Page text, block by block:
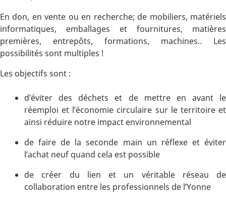
En don, en vente ou en recherche; de mobiliers, matériels
informatiques, emballages et fournitures, matières
premières, entrepôts, formations, machines.. Les
possibilités sont multiples !
Les objectifs sont :
d’éviter des déchets et de mettre en avant le
réemploi et l’économie circulaire sur le territoire et
ainsi réduire notre impact environnemental
de faire de la seconde main un réflexe et éviter
l’achat neuf quand cela est possible
de créer du lien et un véritable réseau de
collaboration entre les professionnels de l’Yonne